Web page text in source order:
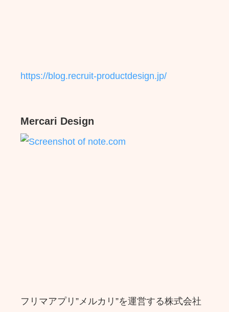
https://blog.recruit-productdesign.jp/
Mercari Design
フリマアプリ”メルカリ”を運営する株式会社